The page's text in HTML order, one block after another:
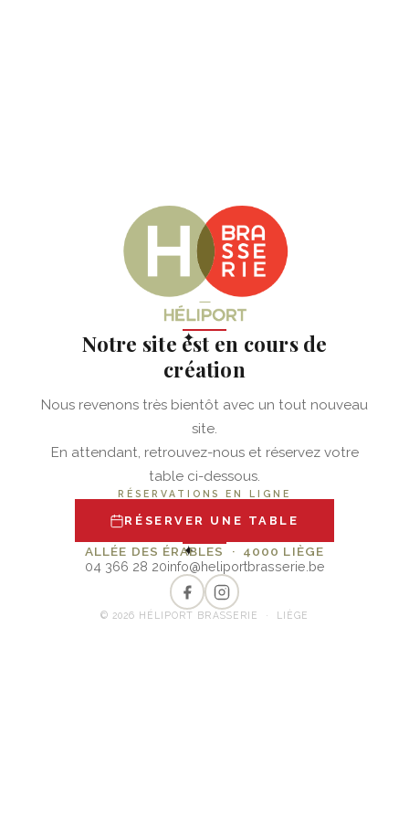
✦
Notre site est en cours de
création
Nous revenons très bientôt avec un tout nouveau
site.
En attendant, retrouvez-nous et réservez votre
table ci-dessous.
RÉSERVATIONS EN LIGNE
RÉSERVER UNE TABLE
✦
ALLÉE DES ÉRABLES · 4000 LIÈGE
04 366 28 20info@heliportbrasserie.be
© 2026 HÉLIPORT BRASSERIE · LIÈGE